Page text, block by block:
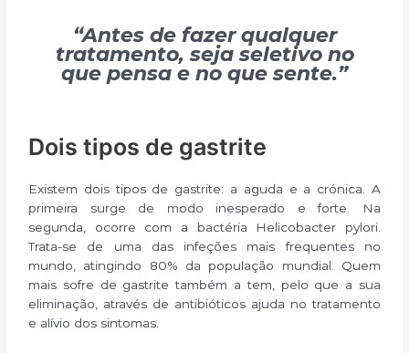
“Antes de fazer qualquer
tratamento, seja seletivo no
que pensa e no que sente.”
Dois tipos de gastrite
Existem dois tipos de gastrite: a aguda e a crónica. A
primeira surge de modo inesperado e forte. Na
segunda, ocorre com a bactéria Helicobacter pylori.
Trata-se de uma das infeções mais frequentes no
mundo, atingindo 80% da população mundial. Quem
mais sofre de gastrite também a tem, pelo que a sua
eliminação, através de antibióticos ajuda no tratamento
e alívio dos sintomas.